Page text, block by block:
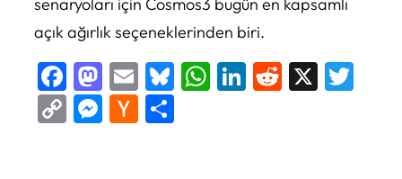
açık ağırlık seçeneklerinden biri.
Facebook
Mastodon
EmailBluesky
WhatsApp
LinkedIn
Reddit
X
CopyMessenger
Hacker